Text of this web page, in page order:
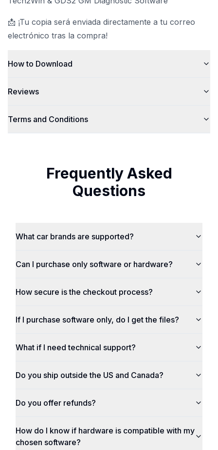
📩 ¡Tu copia será enviada directamente a tu correo
electrónico tras la compra!
How to Download
Reviews
Terms and Conditions
Frequently Asked
Questions
What car brands are supported?
Can I purchase only software or hardware?
How secure is the checkout process?
If I purchase software only, do I get the files?
What if I need technical support?
Do you ship outside the US and Canada?
Do you offer refunds?
How do I know if hardware is compatible with my
chosen software?